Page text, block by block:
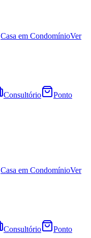
Casa em CondomínioVer
Consultório
Ponto
Casa em CondomínioVer
Consultório
Ponto